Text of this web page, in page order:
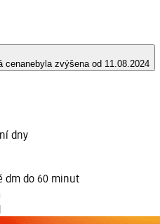
cenanebyla zvýšena od 11.08.2024
dny
dm do 60 minut